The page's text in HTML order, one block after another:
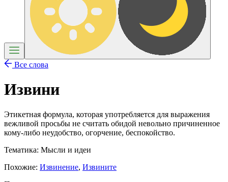
Все слова
Извини
Этикетная формула, которая употребляется для выражения
вежливой просьбы не считать обидой невольно причиненное
кому-либо неудобство, огорчение, беспокойство.
Тематика: Мысли и идеи
Похожие: Извинение, Извините